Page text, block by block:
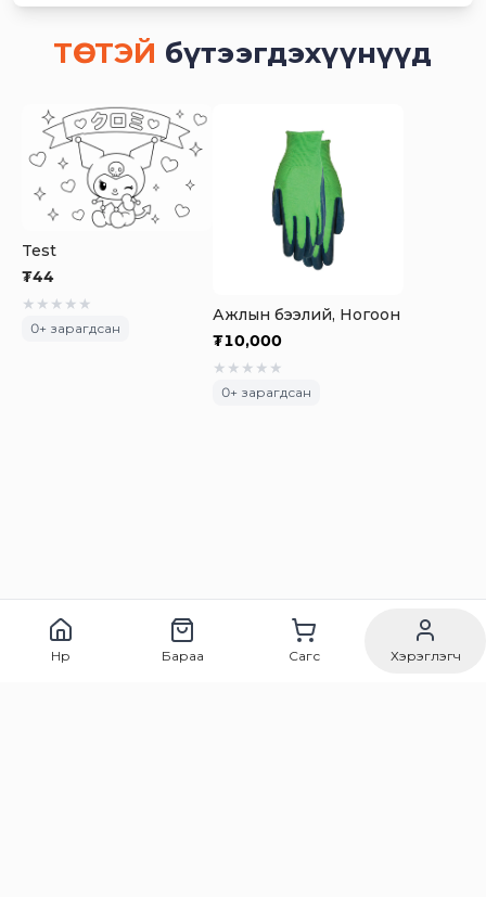
ТӨСТЭЙ бүтээгдэхүүнүүд
Test
₮44
★ ★ ★ ★ ★
0+ зарагдсан
Ажлын бээлий, Ногоон
₮10,000
★ ★ ★ ★ ★
0+ зарагдсан
Нүүр Бараа Сагс Хэрэглэгч